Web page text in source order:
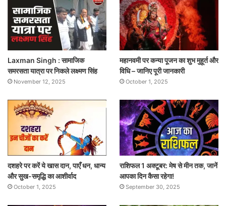
Laxman Singh : सामाजिक
समरसता यात्रा पर निकले लक्ष्मण सिंह
November 12, 2025
महानवमी पर कन्या पूजन का शुभ मुहूर्त और
विधि – जानिए पूरी जानकारी
October 1, 2025
दशहरे पर करें ये खास दान, पाएँ धन, धान्य
और सुख-समृद्धि का आशीर्वाद
October 1, 2025
राशिफल 1 अक्टूबर: मेष से मीन तक, जानें
आपका दिन कैसा रहेगा!
September 30, 2025